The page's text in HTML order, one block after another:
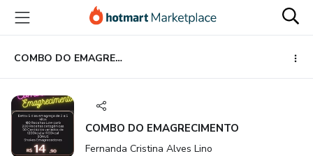
para
conteúdo
principal
para
pagamento
para
rodapé
COMBO DO EMAGRECIMENTO
COMBO DO EMAGRECIMENTO
Fernanda Cristina Alves Lino